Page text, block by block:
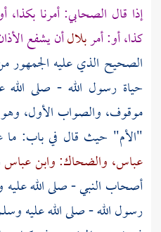
إذا قال الصحابي: أمرنا
كذا، أو: أمربلالأن يشفع
الصحيح الذي عليه الجمهور
حياة رسول الله - صلى
موقوف، والصواب الأول،
"الأم" حيث قال في باب: ما
عباس، والضحاك:وابن عباس
أصحاب النبي - صلى الله عليه
رسول الله - صلى الله عليه